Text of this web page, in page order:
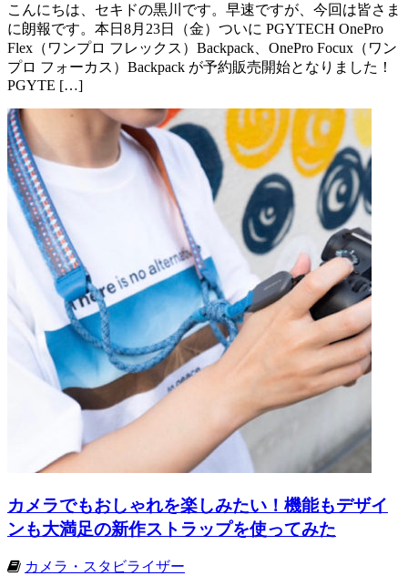
こんにちは、セキドの黒川です。早速ですが、今回は皆さま
に朗報です。本日8月23日（金）ついに PGYTECH OnePro
Flex（ワンプロ フレックス）Backpack、OnePro Focux（ワン
プロ フォーカス）Backpack が予約販売開始となりました！
PGYTE […]
カメラでもおしゃれを楽しみたい！機能もデザイ
ンも大満足の新作ストラップを使ってみた
カメラ・スタビライザー